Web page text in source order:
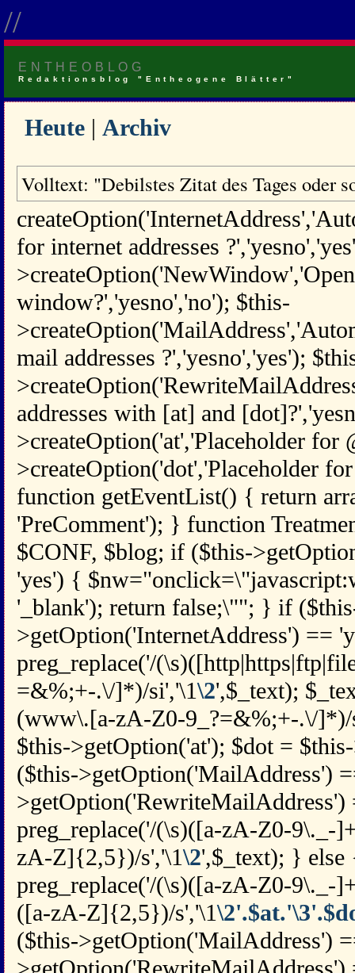
//
ENTHEOBLOG
Redaktionsblog "Entheogene Blätter"
Heute | Archiv
Volltext: "Debilstes Zitat des Tages oder
for internet addresses
window?','yesno','no'); $this-
mail addresses ?','yesno','yes');
addresses with [at] and
>createOption('at','Placeholder for
>createOption('dot','Placeholder
function getEventList() { return
'PreComment'); } function
$CONF, $blog; if ($this-
'yes') {
'_blank'); return false;\""; } if
>getOption('InternetAddress') ==
preg_replace('/
=&%;+-.\/]*)/si','\1\2',$_text);
(www\.[a-zA-Z0-9_?=&%;+-.\/]*)/
$this->getOption('at'); $dot =
($this->getOption('MailAddress')
preg_replace('/(\s)([a-zA-Z0-9\._-
zA-Z]{2,5})/s','\1\2',$_text); } else
preg_replace('/(\s)([a-zA-Z0-9\._-
([a-zA-Z]{2,5})/s','\1
($this->getOption('MailAddress')